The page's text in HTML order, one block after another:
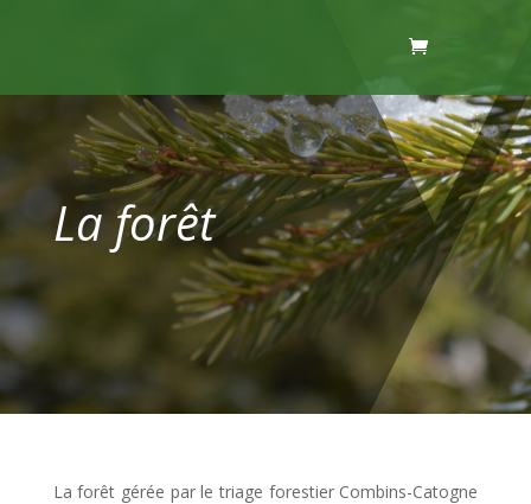
La forêt
La forêt gérée par le triage forestier Combins-Catogne